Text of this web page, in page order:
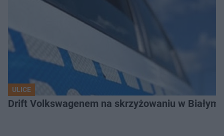
ULICE
Drift Volkswagenem na skrzyżowaniu w